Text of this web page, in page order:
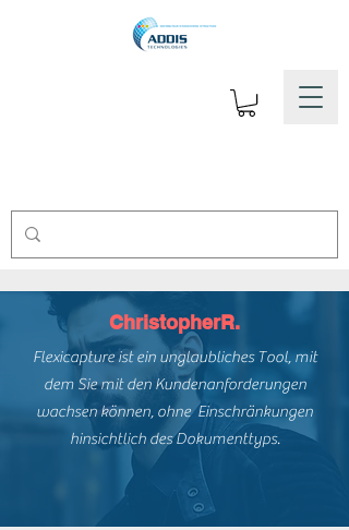
ChristopherR.
Flexicapture ist ein unglaubliches Tool, mit
dem Sie mit den Kundenanforderungen
wachsen können, ohne Einschränkungen
hinsichtlich des Dokumenttyps.